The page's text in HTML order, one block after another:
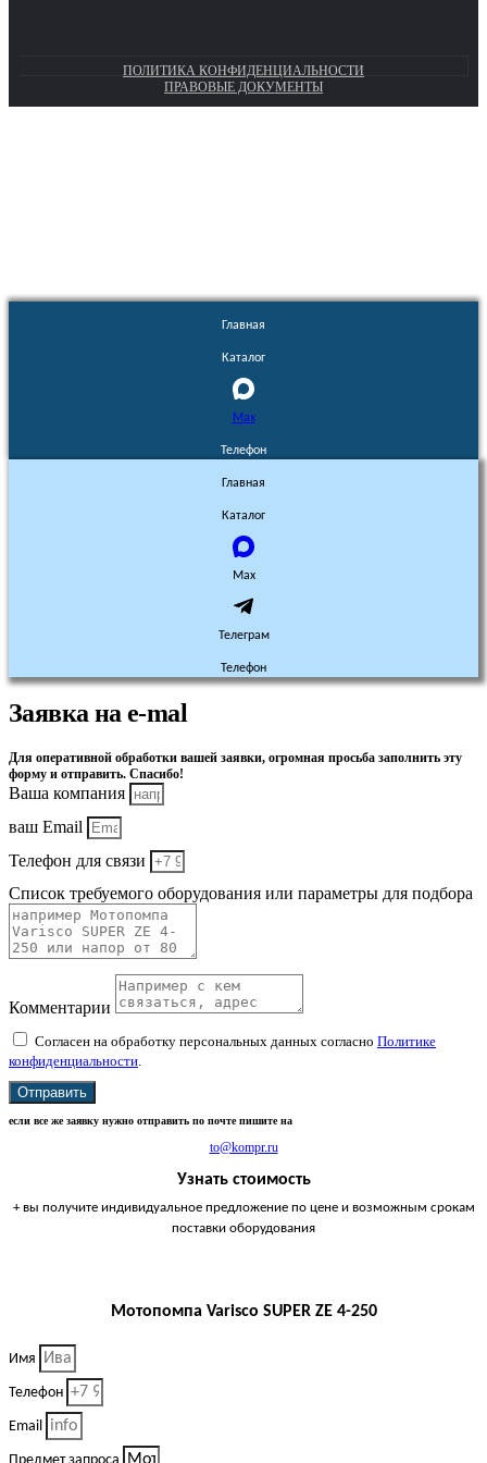
ПОЛИТИКА КОНФИДЕНЦИАЛЬНОСТИ
ПРАВОВЫЕ ДОКУМЕНТЫ
Главная
Каталог
Max
Телефон
Главная
Каталог
Max
Телеграм
Телефон
Заявка на e-mal
Для оперативной обработки вашей заявки, огромная просьба заполнить эту
форму и отправить. Спасибо!
Ваша компания
ваш Email
Телефон для связи
Список требуемого оборудования или параметры для подбора
Комментарии
Согласен на обработку персональных данных согласно Политике
конфиденциальности.
Отправить
если все же заявку нужно отправить по почте пишите на
to@kompr.ru
Узнать стоимость
+ вы получите индивидуальное предложение по цене и возможным срокам
поставки оборудования
Мотопомпа Varisco SUPER ZE 4-250
Имя
Телефон
Email